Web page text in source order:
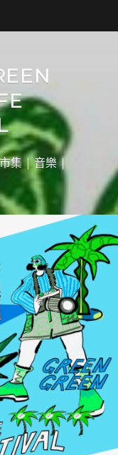
集 | 音樂 |